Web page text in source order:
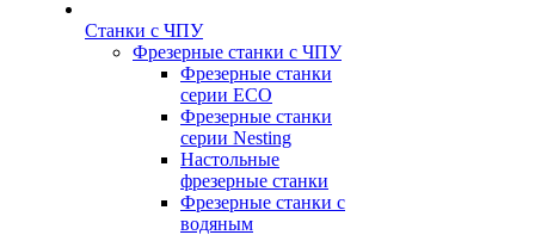
Станки с ЧПУ
Фрезерные станки с ЧПУ
Фрезерные станки
серии ECO
Фрезерные станки
серии Nesting
Настольные
фрезерные станки
Фрезерные станки с
водяным